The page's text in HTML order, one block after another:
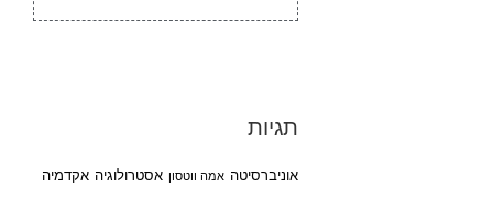
תגיות
אוניברסיטה אמה ווטסון אסטרולוגיה אקדמיה